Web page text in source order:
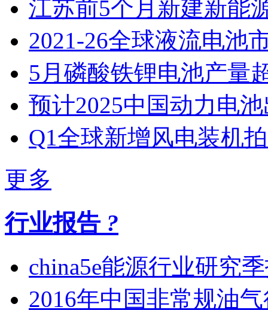
江苏​前5个月新建新能
2021-26全球液流电池
5月磷酸铁锂电池产量
预计2025中国动力电
Q1全球新增风电装机
更多
行业报告 ?
china5e能源行业研究
2016年中国非常规油